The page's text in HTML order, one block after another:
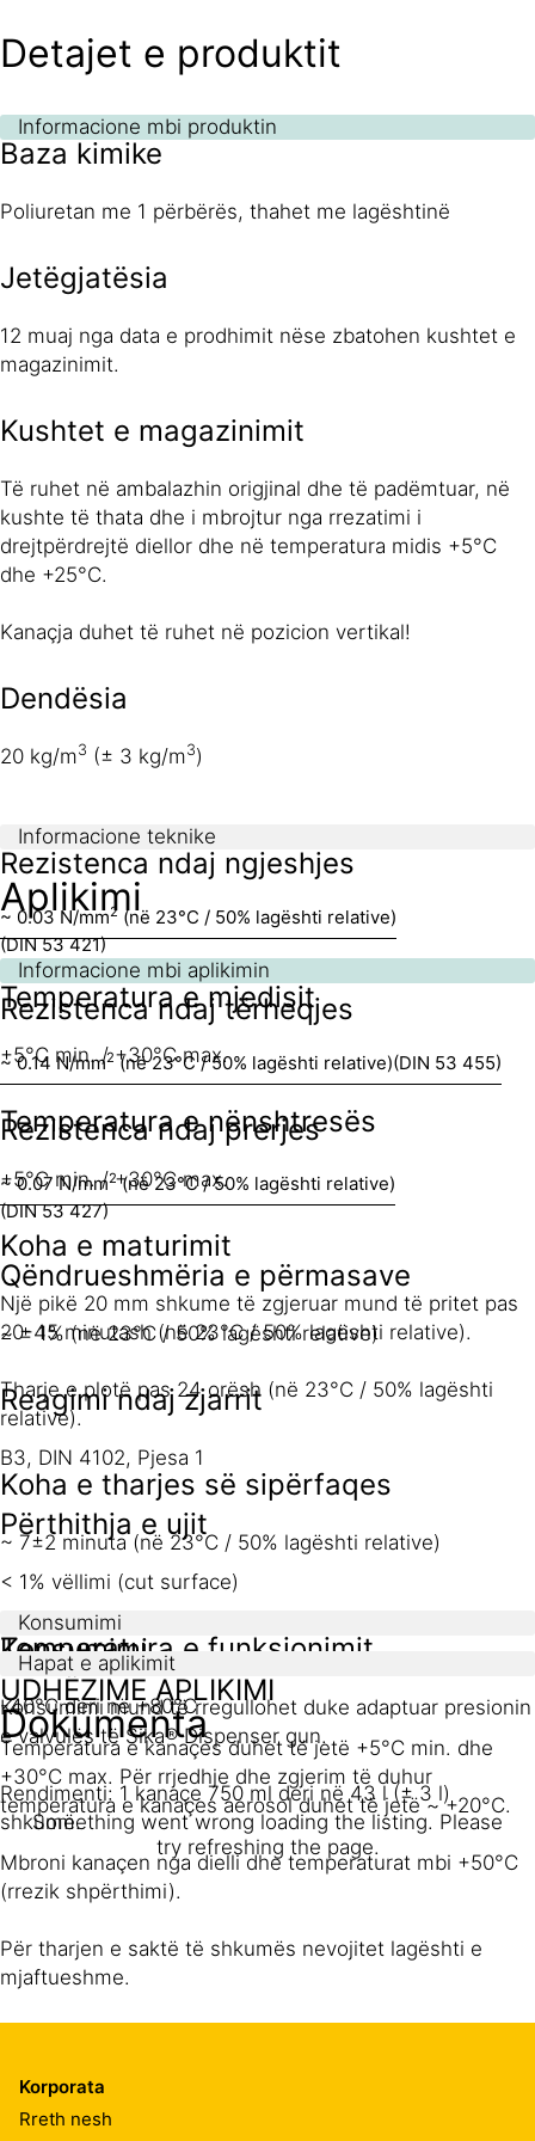
Detajet e produktit
Informacione mbi produktin
Baza kimike
Poliuretan me 1 përbërës, thahet me lagështinë
Jetëgjatësia
12 muaj nga data e prodhimit nëse zbatohen kushtet e
magazinimit.
Kushtet e magazinimit
Të ruhet në ambalazhin origjinal dhe të padëmtuar, në
kushte të thata dhe i mbrojtur nga rrezatimi i
drejtpërdrejtë diellor dhe në temperatura midis +5°C
dhe +25°C.
Kanaçja duhet të ruhet në pozicion vertikal!
Dendësia
20 kg/m3 (± 3 kg/m3)
Informacione teknike
Rezistenca ndaj ngjeshjes
~ 0.03 N/mm2 (në 23°C / 50% lagështi relative)
(DIN 53 421)
Rezistenca ndaj tërheqjes
~ 0.14 N/mm2(në 23°C / 50% lagështi relative)(DIN 53 455)
Rezistenca ndaj prerjes
~ 0.07 N/mm2(në 23°C / 50% lagështi relative)
(DIN 53 427)
Qëndrueshmëria e përmasave
~ ± 1% (në 23°C / 50% lagështi relative)
Reagimi ndaj zjarrit
B3, DIN 4102, Pjesa 1
Përthithja e ujit
< 1% vëllimi (cut surface)
Temperatura e funksionimit
-40°C deri në +80°C
Aplikimi
Informacione mbi aplikimin
Temperatura e mjedisit
+5°C min. / +30°C max.
Temperatura e nënshtresës
+5°C min. / +30°C max.
Koha e maturimit
Një pikë 20 mm shkume të zgjeruar mund të pritet pas
20-45 minutash (në 23°C / 50% lagështi relative).
Tharje e plotë pas 24 orësh (në 23°C / 50% lagështi
relative).
Koha e tharjes së sipërfaqes
~ 7±2 minuta (në 23°C / 50% lagështi relative)
Konsumimi
Konsumimi
Konsumimi mund të rregullohet duke adaptuar presionin
e valvulës të Sika® Dispenser gun.
Rendimenti: 1 kanaçe 750 ml deri në 43 l (± 3 l)
shkumë.
Hapat e aplikimit
UDHËZIME APLIKIMI
Temperatura e kanaçes duhet të jetë +5°C min. dhe
+30°C max. Për rrjedhje dhe zgjerim të duhur
temperatura e kanaçes aerosol duhet të jetë ~ +20°C.
Mbroni kanaçen nga dielli dhe temperaturat mbi +50°C
(rrezik shpërthimi).
Për tharjen e saktë të shkumës nevojitet lagështi e
mjaftueshme.
Shkuma nuk ka rezistencë ndaj dritës UV.
Dokumenta
Something went wrong loading the listing. Please
try refreshing the page.
Korporata
Rreth nesh